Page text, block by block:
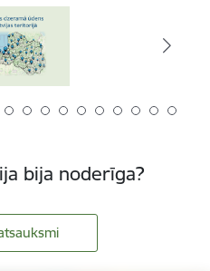
bija noderīga?